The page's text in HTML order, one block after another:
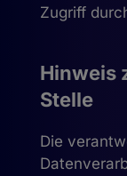
Zugriff
Hinweis
Stelle
Die